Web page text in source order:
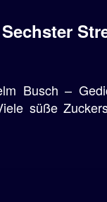
Busch –
süße